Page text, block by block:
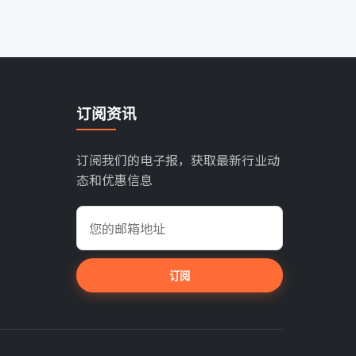
订阅资讯
订阅我们的电子报，获取最新行业动
态和优惠信息
订阅